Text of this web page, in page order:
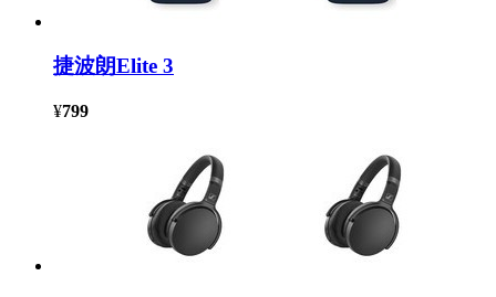
捷波朗Elite 3
¥799